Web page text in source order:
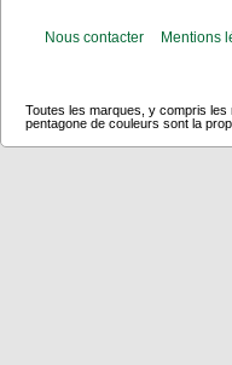
Nous contacter Mentions
Toutes les marques, y compris
pentagone de couleurs sont la